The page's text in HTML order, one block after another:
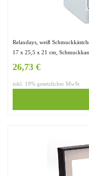
Relaxdays, weiß
17 x 25,5 x 21 cm,
26,73 €
inkl. 19% gesetzlicher MwSt.